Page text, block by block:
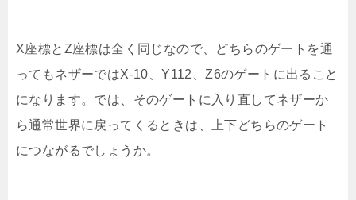
X座標とZ座標は全く同じなので、どちらのゲートを通
ってもネザーではX-10、Y112、Z6のゲートに出ること
になります。では、そのゲートに入り直してネザーか
ら通常世界に戻ってくるときは、上下どちらのゲート
につながるでしょうか。